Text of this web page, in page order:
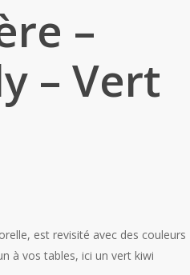
–
– Vert
est revisité avec des couleurs
à vos tables, ici un vert kiwi